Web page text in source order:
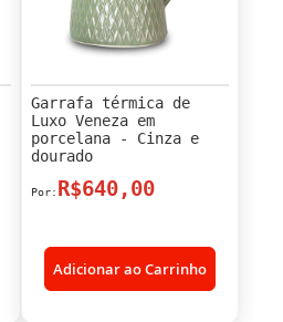
Garrafa térmica de
Luxo Veneza em
porcelana - Cinza e
dourado
R$640,00
Adicionar ao Carrinho